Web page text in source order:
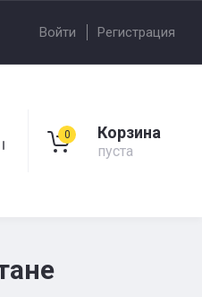
Войти Регистрация
0 Корзина
пуста